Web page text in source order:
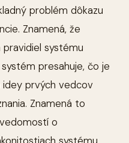
problém dôkazu
Znamená, že
pravidiel systému
presahuje, čo je
idey prvých vedcov
Znamená to
o